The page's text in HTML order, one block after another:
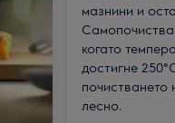
мазнини и
когато
достигне
лесно.